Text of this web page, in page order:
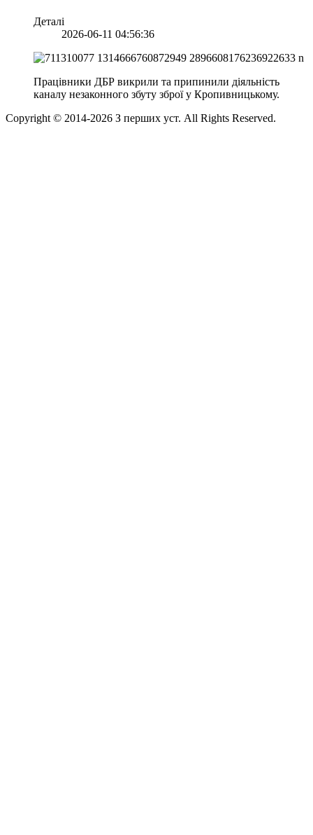
Деталі
2026-06-11 04:56:36
Працівники ДБР викрили та припинили діяльність
каналу незаконного збуту зброї у Кропивницькому.
Copyright © 2014-2026 З перших уст. All Rights Reserved.